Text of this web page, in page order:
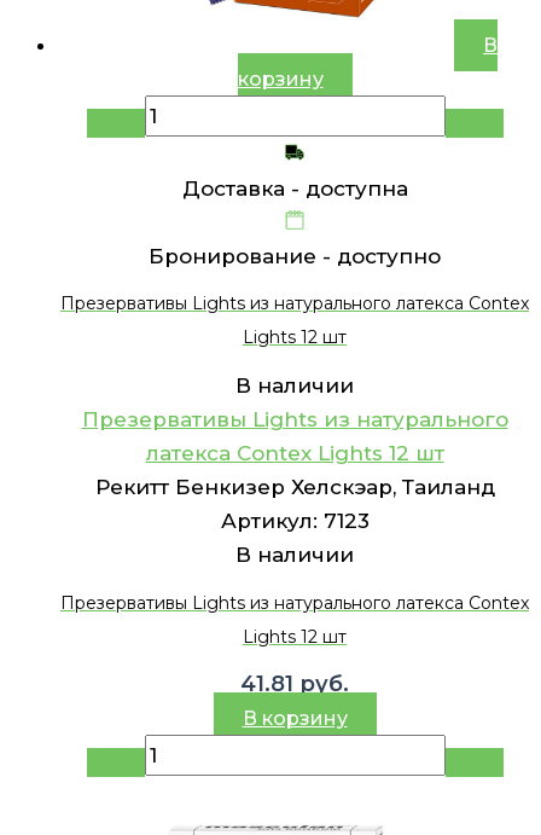
В
корзину
Доставка - доступна
Бронирование - доступно
Презервативы Lights из натурального латекса Contex
Lights 12 шт
В наличии
Презервативы Lights из натурального
латекса Contex Lights 12 шт
Рекитт Бенкизер Хелскэар, Таиланд
Артикул: 7123
В наличии
Презервативы Lights из натурального латекса Contex
Lights 12 шт
41.81 руб.
В корзину